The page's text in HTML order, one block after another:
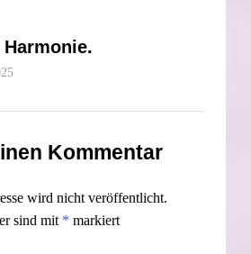
Kommentar
wird nicht veröffentlicht.
sind mit * markiert